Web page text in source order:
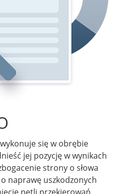
się w obrębie
jej pozycję w wynikach
strony o słowa
naprawę uszkodzonych
pętli przekierowań.